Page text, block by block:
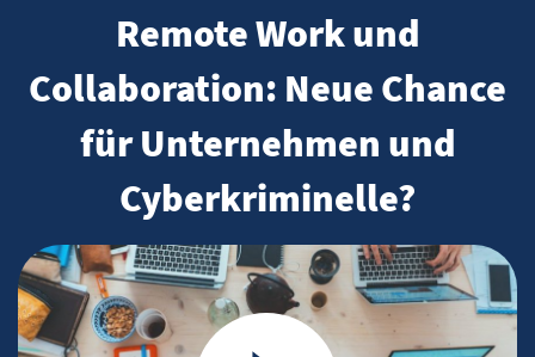
Remote Work und
Collaboration: Neue Chance
für Unternehmen und
Cyberkriminelle?